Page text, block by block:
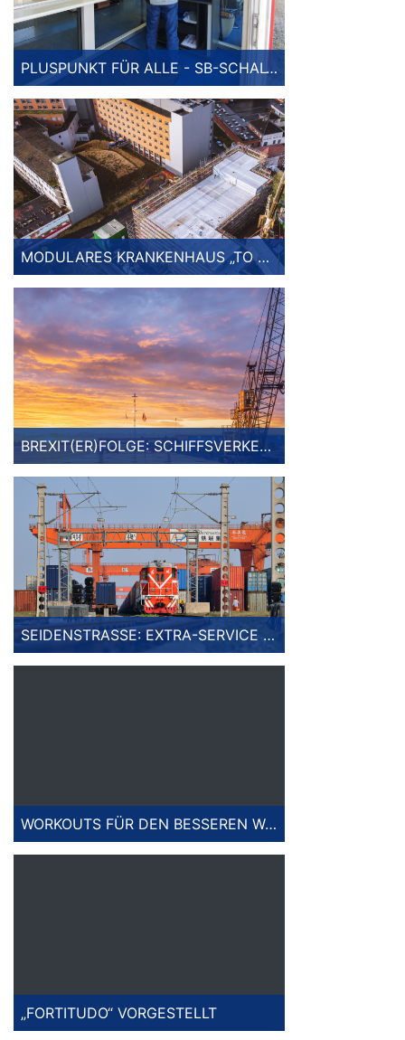
PLUSPUNKT FÜR ALLE - SB-SCHALTER BEI ETK EURO TERMINAL KEHL
MODULARES KRANKENHAUS „TO GO“
BREXIT(ER)FOLGE: SCHIFFSVERKEHRE IM TREND
SEIDENSTRASSE: EXTRA-SERVICE FÜR INDUSTRIEGÜTER
WORKOUTS FÜR DEN BESSEREN WORKFLOW
„FORTITUDO“ VORGESTELLT